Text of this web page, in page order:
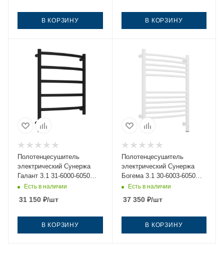
В КОРЗИНУ В КОРЗИНУ
Полотенцесушитель
электрический Сунержа
Галант 3.1 31-6000-6050
50х60 черный
Есть в наличии
31 150 ₽/шт
В КОРЗИНУ
Полотенцесушитель
электрический Сунержа
Богема 3.1 30-6003-6050
50х60 белый
Есть в наличии
37 350₽/шт
В КОРЗИНУ